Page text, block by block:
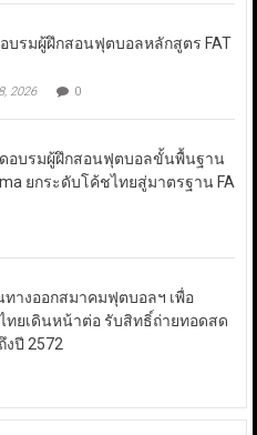
อบรมผู้ฝึกสอนฟุตบอลหลักสูตร FAT
2026 0
ดอบรมผู้ฝึกสอนฟุตบอลขั้นพื้นฐาน
ยกระดับโค้ชไทยสู่มาตรฐาน FA
างออกสมาคมฟุตบอลฯ เพื่อ
ทยเดินหน้าต่อ รับสิทธิ์ถ่ายทอดสด
ปี 2572